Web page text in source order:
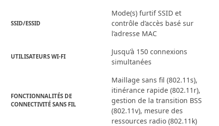
SSID/ESSID
Mode(s) furtif SSID et
contrôle d’accès basé sur
l’adresse MAC
UTILISATEURS WI-FI
Jusqu’à 150 connexions
simultanées
FONCTIONNALITÉS DE
CONNECTIVITÉ SANS FIL
Maillage sans fil (802.11s),
itinérance rapide (802.11r),
gestion de la transition BSS
(802.11v), mesure des
ressources radio (802.11k)